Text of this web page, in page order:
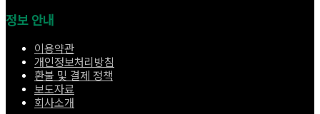
정보 안내
이용약관
개인정보처리방침
환불 및 결제 정책
보도자료
회사소개